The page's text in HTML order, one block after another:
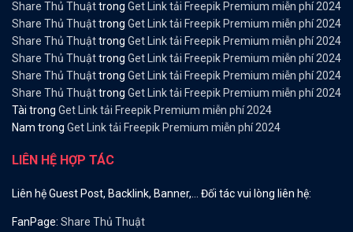
Share Thủ Thuậttrong Get Link tải Freepik Premium miễn phí 2024
Share Thủ Thuậttrong Get Link tải Freepik Premium miễn phí 2024
Share Thủ Thuậttrong Get Link tải Freepik Premium miễn phí 2024
Share Thủ Thuậttrong Get Link tải Freepik Premium miễn phí 2024
Share Thủ Thuậttrong Get Link tải Freepik Premium miễn phí 2024
Share Thủ Thuậttrong Get Link tải Freepik Premium miễn phí 2024
Tài trong Get Link tải Freepik Premium miễn phí 2024
Nam trong Get Link tải Freepik Premium miễn phí 2024
LIÊN HỆ HỢP TÁC
Liên hệ Guest Post, Backlink, Banner,… Đối tác vui lòng liên hệ:
FanPage: Share Thủ Thuật